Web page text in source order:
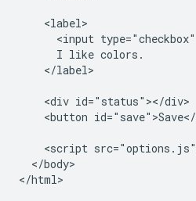
    <label>
<input
      I like colors.
    </label>
    <div id="status"></div>
<button
<script
  </body>